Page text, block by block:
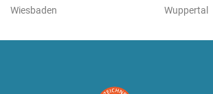
Wiesbaden
Wuppertal